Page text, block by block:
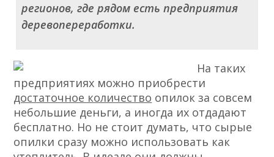
регионов, где рядом есть предприятия
деревопереработки.
На таких
предприятиях можно приобрести
достаточное количество опилок за совсем
небольшие деньги, а иногда их отдадают
бесплатно. Но не стоит думать, что сырые
опилки сразу можно использовать как